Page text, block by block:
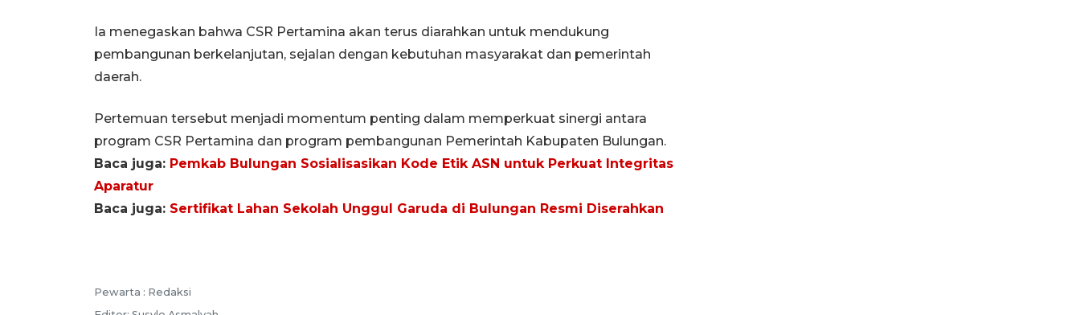
Ia menegaskan bahwa CSR Pertamina akan terus diarahkan untuk mendukung
pembangunan berkelanjutan, sejalan dengan kebutuhan masyarakat dan pemerintah
daerah.
Pertemuan tersebut menjadi momentum penting dalam memperkuat sinergi antara
program CSR Pertamina dan program pembangunan Pemerintah Kabupaten Bulungan.
Baca juga: Pemkab Bulungan Sosialisasikan Kode Etik ASN untuk Perkuat Integritas
Aparatur
Baca juga: Sertifikat Lahan Sekolah Unggul Garuda di Bulungan Resmi Diserahkan
Pewarta : Redaksi